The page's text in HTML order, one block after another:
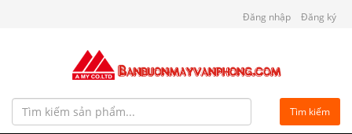
Đăng nhập Đăng ký
Tìm kiếm